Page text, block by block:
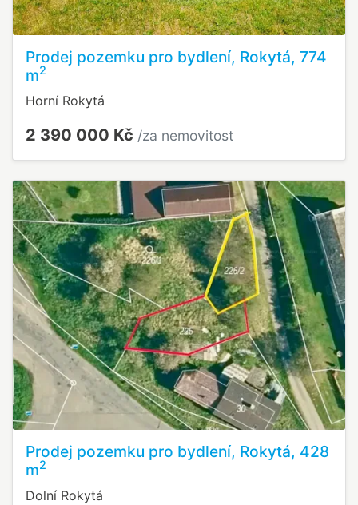
Prodej pozemku pro bydlení, Rokytá, 774
m2
Horní Rokytá
2 390 000 Kč /za nemovitost
Prodej pozemku pro bydlení, Rokytá, 428
m2
Dolní Rokytá